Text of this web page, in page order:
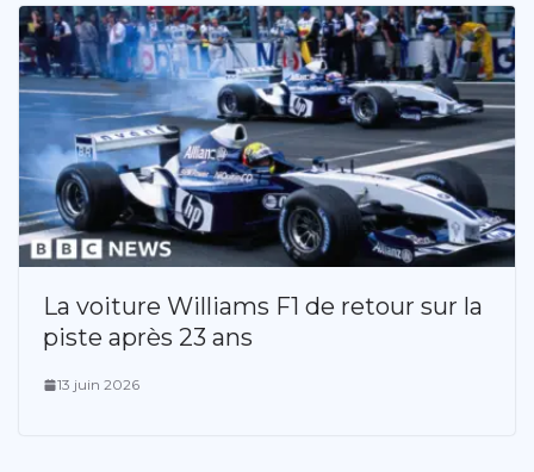
La voiture Williams F1 de retour sur la
piste après 23 ans
13 juin 2026